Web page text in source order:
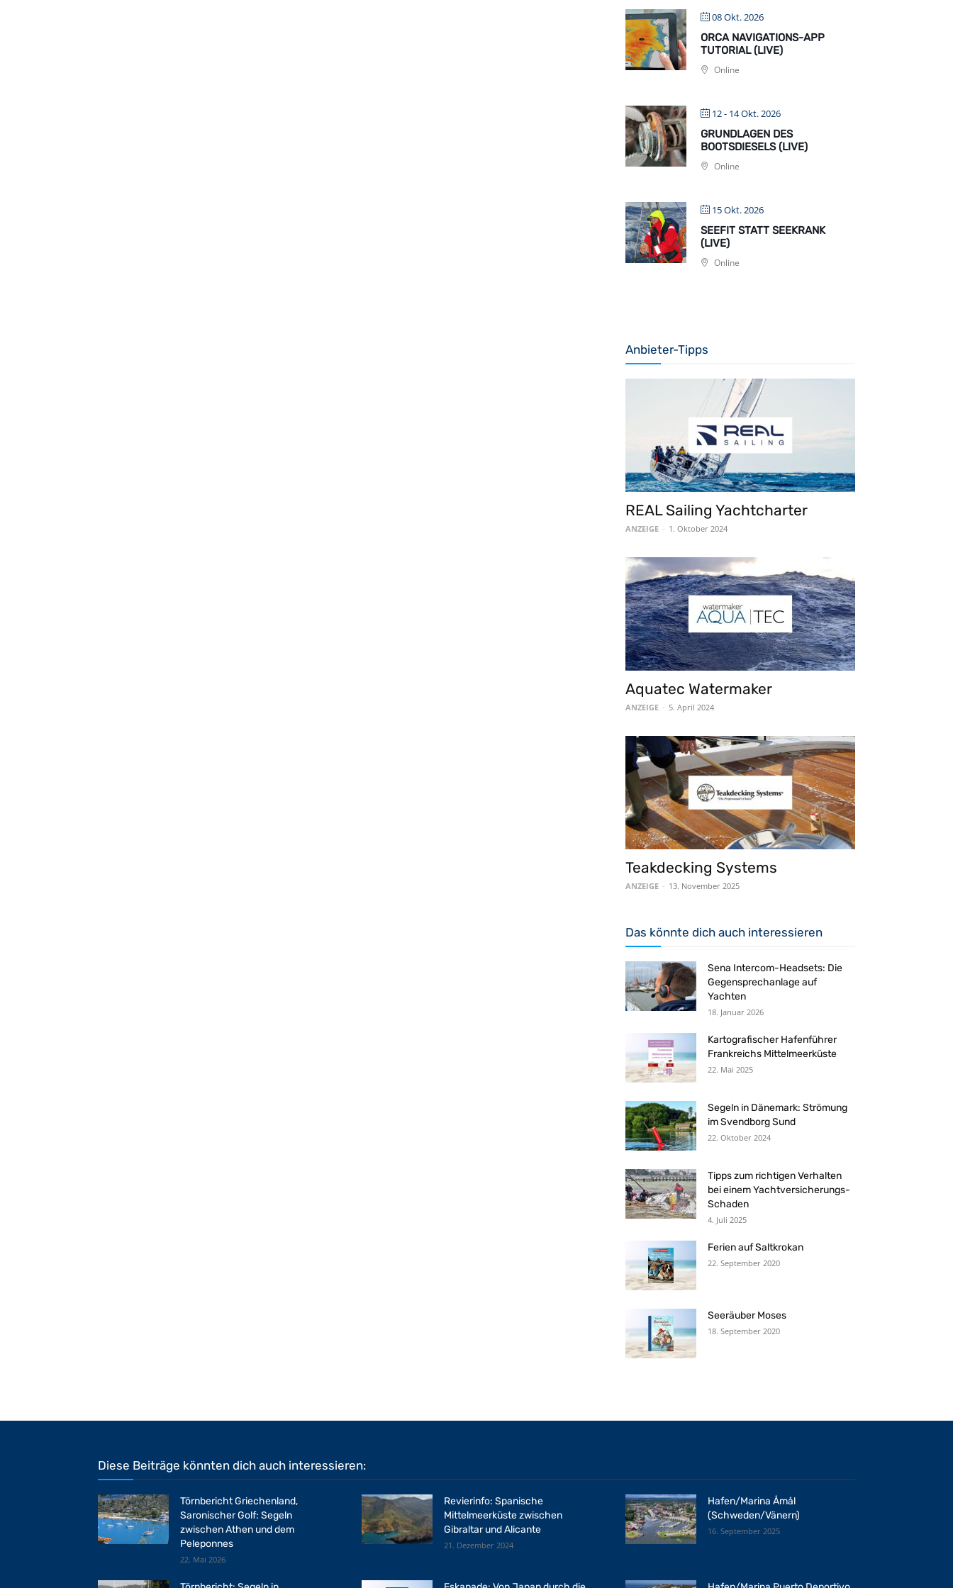
08 Okt. 2026
ORCA NAVIGATIONS-APP
TUTORIAL (LIVE)
Online
12 - 14 Okt. 2026
GRUNDLAGEN DES
BOOTSDIESELS (LIVE)
Online
15 Okt. 2026
SEEFIT STATT SEEKRANK
(LIVE)
Online
Anbieter-Tipps
REAL Sailing Yachtcharter
ANZEIGE - 1. Oktober 2024
Aquatec Watermaker
ANZEIGE - 5. April 2024
Teakdecking Systems
ANZEIGE - 13. November 2025
Das könnte dich auch interessieren
Sena Intercom-Headsets: Die
Gegensprechanlage auf
Yachten
18. Januar 2026
Kartografischer Hafenführer
Frankreichs Mittelmeerküste
22. Mai 2025
Segeln in Dänemark: Strömung
im Svendborg Sund
22. Oktober 2024
Tipps zum richtigen Verhalten
bei einem Yachtversicherungs-
Schaden
4. Juli 2025
Ferien auf Saltkrokan
22. September 2020
Seeräuber Moses
18. September 2020
Diese Beiträge könnten dich auch interessieren:
Törnbericht Griechenland,
Saronischer Golf: Segeln
zwischen Athen und dem
Peleponnes
22. Mai 2026
Revierinfo: Spanische
Mittelmeerküste zwischen
Gibraltar und Alicante
21. Dezember 2024
Hafen/Marina Åmål
(Schweden/Vänern)
16. September 2025